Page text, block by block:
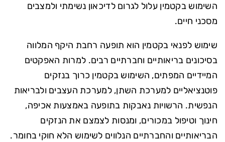
השימוש בקטמין עלול לגרום לדיכאון נשימתי ולמצבים
מסכני חיים.
שימוש לפנאי בקטמין הוא תופעה רחבת היקף המלווה
בסיכונים בריאותיים וחברתיים רבים. למרות האפקטים
המיידיים המפתים, השימוש בקטמין כרוך בנזקים
פוטנציאליים למערכת השתן, למערכת העצבים ולבריאות
הנפשית. הרשויות נאבקות בתופעה באמצעות אכיפה,
חינוך וטיפול במכורים, ומנסות לצמצם את הנזקים
הבריאותיים והחברתיים הנלווים לשימוש הלא חוקי בחומר.